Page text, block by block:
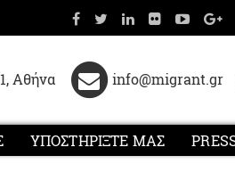
Αθήνα info@migrant.gr
ΥΠΟΣΤΗΡΙΞΤΕ ΜΑΣ